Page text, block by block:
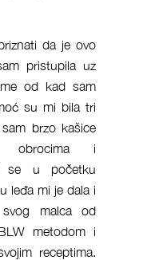
da je ovo
pristupila uz
od kad sam
su mi bila tri
brzo kašice
obrocima i
se u početku
leđa mi je dala i
malca od
metodom i
receptima.